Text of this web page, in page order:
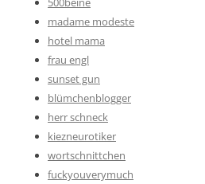
madame modeste
hotel mama
frau engl
sunset gun
blümchenblogger
herr schneck
kiezneurotiker
wortschnittchen
fuckyouverymuch